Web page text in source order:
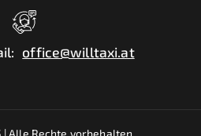
: office@willtaxi.at